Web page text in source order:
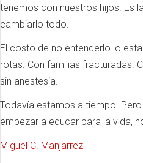
tenemos con nuestros hijos. Es
cambiarlo todo.
El costo de no entenderlo lo
rotas. Con familias fracturadas.
sin anestesia.
Todavía estamos a tiempo.
empezar a educar para la vida,
Miguel C. Manjarrez